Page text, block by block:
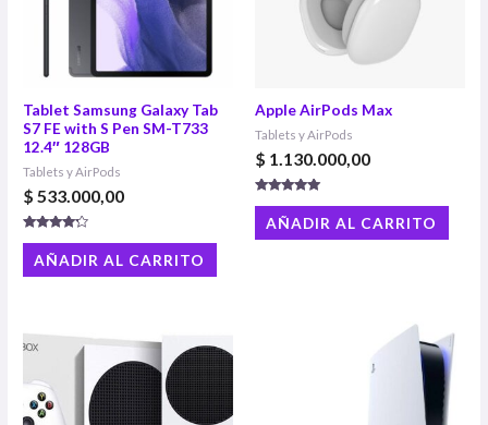
Tablet Samsung Galaxy Tab
S7 FE with S Pen SM-T733
12.4″ 128GB
Tablets y AirPods
$ 533.000,00
Valorado
con
4.00
de 5
AÑADIR AL CARRITO
Apple AirPods Max
Tablets y AirPods
$ 1.130.000,00
Valorado con
5.00
de 5
AÑADIR AL CARRITO